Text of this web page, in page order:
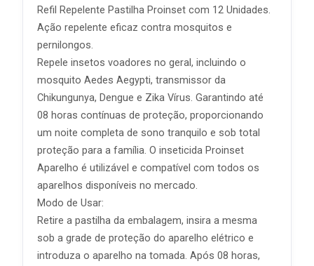
Refil Repelente Pastilha Proinset com 12 Unidades.
Ação repelente eficaz contra mosquitos e
pernilongos.
Repele insetos voadores no geral, incluindo o
mosquito Aedes Aegypti, transmissor da
Chikungunya, Dengue e Zika Vírus. Garantindo até
08 horas contínuas de proteção, proporcionando
um noite completa de sono tranquilo e sob total
proteção para a família. O inseticida Proinset
Aparelho é utilizável e compatível com todos os
aparelhos disponíveis no mercado.
Modo de Usar:
Retire a pastilha da embalagem, insira a mesma
sob a grade de proteção do aparelho elétrico e
introduza o aparelho na tomada. Após 08 horas,